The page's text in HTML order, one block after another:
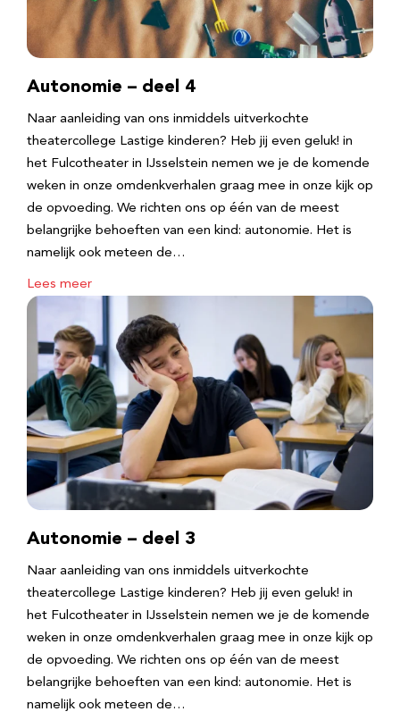
Autonomie – deel 4
Naar aanleiding van ons inmiddels uitverkochte
theatercollege Lastige kinderen? Heb jij even geluk! in
het Fulcotheater in IJsselstein nemen we je de komende
weken in onze omdenkverhalen graag mee in onze kijk op
de opvoeding. We richten ons op één van de meest
belangrijke behoeften van een kind: autonomie. Het is
namelijk ook meteen de…
Lees meer
Autonomie – deel 3
Naar aanleiding van ons inmiddels uitverkochte
theatercollege Lastige kinderen? Heb jij even geluk! in
het Fulcotheater in IJsselstein nemen we je de komende
weken in onze omdenkverhalen graag mee in onze kijk op
de opvoeding. We richten ons op één van de meest
belangrijke behoeften van een kind: autonomie. Het is
namelijk ook meteen de…